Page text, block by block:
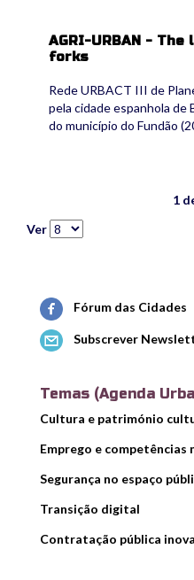
AGRI-URBAN -
forks
Rede URBACT III de
pela cidade espanhola de
do município do Fundão
1
Ver
Fórum das Cidades
Subscrever
Temas (Agenda
Cultura e património
Emprego e competências
Segurança no espaço
Transição digital
Contratação pública